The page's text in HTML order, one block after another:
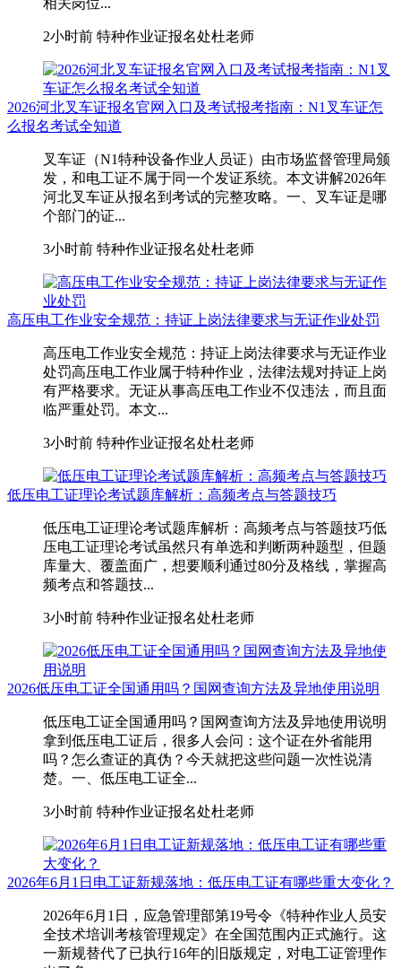
2小时前 特种作业证报名处杜老师
2026河北叉车证报名官网入口及考试报考指南：N1叉车证怎
么报名考试全知道
叉车证（N1特种设备作业人员证）由市场监督管理局颁
发，和电工证不属于同一个发证系统。本文讲解2026年
河北叉车证从报名到考试的完整攻略。一、叉车证是哪
个部门的证...
3小时前 特种作业证报名处杜老师
高压电工作业安全规范：持证上岗法律要求与无证作业处罚
高压电工作业安全规范：持证上岗法律要求与无证作业
处罚高压电工作业属于特种作业，法律法规对持证上岗
有严格要求。无证从事高压电工作业不仅违法，而且面
临严重处罚。本文...
3小时前 特种作业证报名处杜老师
低压电工证理论考试题库解析：高频考点与答题技巧
低压电工证理论考试题库解析：高频考点与答题技巧低
压电工证理论考试虽然只有单选和判断两种题型，但题
库量大、覆盖面广，想要顺利通过80分及格线，掌握高
频考点和答题技...
3小时前 特种作业证报名处杜老师
2026低压电工证全国通用吗？国网查询方法及异地使用说明
低压电工证全国通用吗？国网查询方法及异地使用说明
拿到低压电工证后，很多人会问：这个证在外省能用
吗？怎么查证的真伪？今天就把这些问题一次性说清
楚。一、低压电工证全...
3小时前 特种作业证报名处杜老师
2026年6月1日电工证新规落地：低压电工证有哪些重大变化？
2026年6月1日，应急管理部第19号令《特种作业人员安
全技术培训考核管理规定》在全国范围内正式施行。这
一新规替代了已执行16年的旧版规定，对电工证管理作